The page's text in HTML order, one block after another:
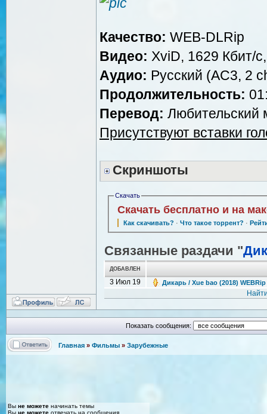
Качество: WEB-DLRip
Видео: XviD, 1629 Кбит/
Аудио: Русский (AC3, 2
Продолжительность:
Перевод: Любительский
Присутствуют вставки
Скриншоты
Скачать
Скачать бесплатно и на
Как скачивать? · Что такое торрент? ·
Связанные раздачи "
ДОБАВЛЕН
3 Июл 19 Дикарь / Xue bao (2018) WEBRip
Показать сообщения:
Главная » Фильмы » Зарубежные
Вы не можете начинать темы
Вы не можете отвечать на сообщения